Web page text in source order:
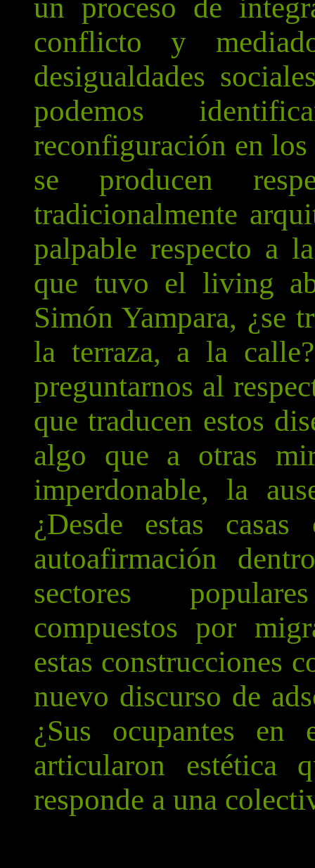
un proceso de
conflicto y
desigualdades
podemos
reconfiguración en
se producen
tradicionalmente
palpable respecto a
que tuvo el living
Simón Yampara, ¿se
la terraza, a la
preguntarnos al
que traducen estos
algo que a otras
imperdonable, la
¿Desde estas
autoafirmación
sectores
compuestos por
estas construcciones
nuevo discurso de
¿Sus ocupantes
articularon estética
responde a una